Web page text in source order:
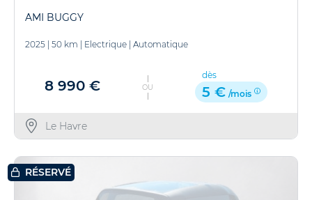
AMI BUGGY
2025 | 50 km | Electrique | Automatique
8 990 € OU
dès
5 € /mois
Le Havre
RÉSERVÉ